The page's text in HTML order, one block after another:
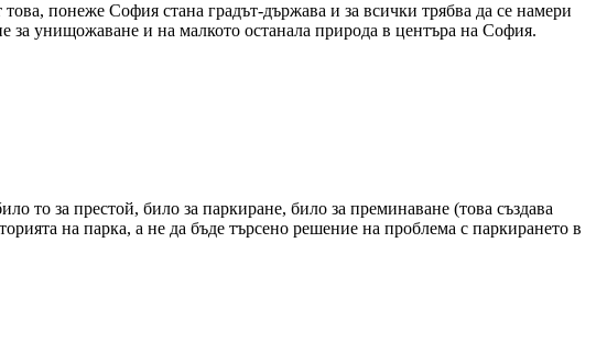
понеже София стана градът-държава и за всички трябва да се намери
за унищожаване и на малкото останала природа в центъра на София.
за престой, било за паркиране, било за преминаване (това създава
на парка, а не да бъде търсено решение на проблема с паркирането в